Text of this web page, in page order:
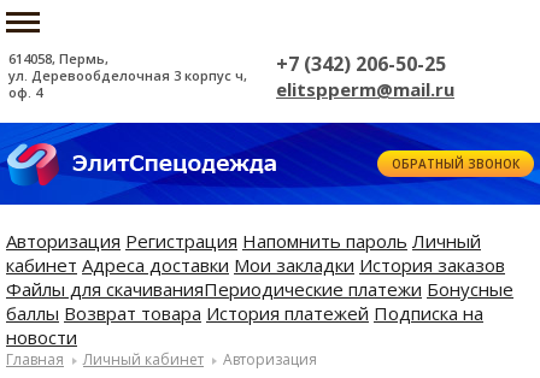
614058, Пермь,
ул. Деревообделочная 3 корпус ч,
оф. 4
+7 (342) 206-50-25
elitspperm@mail.ru
ОБРАТНЫЙ ЗВОНОК
Авторизация Регистрация Напомнить пароль Личный
кабинет Адреса доставки Мои закладки История заказов
Файлы для скачиванияПериодические платежи Бонусные
баллы Возврат товара История платежей Подписка на
новости
Главная Личный кабинет Авторизация